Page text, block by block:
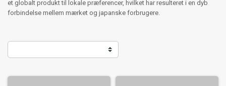
et globalt produkt til lokale præferencer, hvilket har resulteret i en dyb
forbindelse mellem mærket og japanske forbrugere.